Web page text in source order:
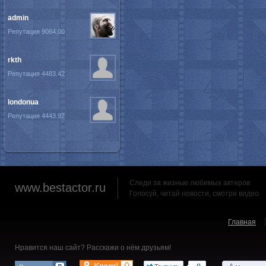
admin
Репутация 9064.00
rkth
Репутация 4483.42
londonua
Репутация 4443.92
www.bestactor.ru
Следи за жизнью любимых актеров
Голосуй, читай новости, смотри видео
Главная
Нравится наш сайт? Расскажи о нём друзьям!